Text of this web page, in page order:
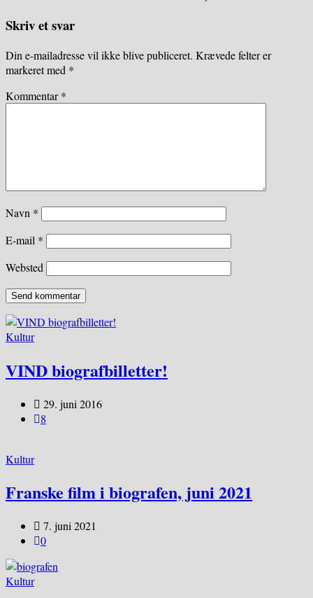
Skriv et svar
Din e-mailadresse vil ikke blive publiceret. Krævede felter er
markeret med *
Kommentar*
Navn *
E-mail *
Websted
Kultur
VIND biografbilletter!
29. juni 2016
8
Kultur
Franske film i biografen, juni 2021
7. juni 2021
0
Kultur